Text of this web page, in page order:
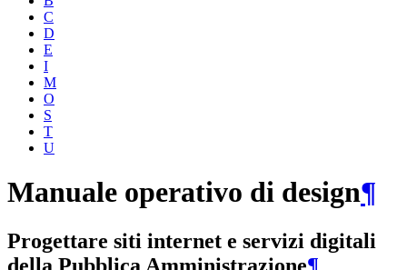
C
D
E
I
M
O
S
T
U
Manuale operativo di design¶
Progettare siti internet e servizi digitali